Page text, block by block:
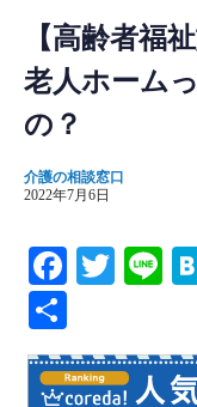
【高齢者福
老人ホーム
の？
介護の相談窓口
2022年7月6日
F
oo
T
er
Li
有